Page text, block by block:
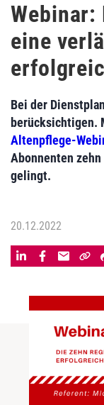
Webinar:
eine
Bei der
berücksichtigen.
Altenpflege-
Abonnenten
gelingt.
20.12.2022